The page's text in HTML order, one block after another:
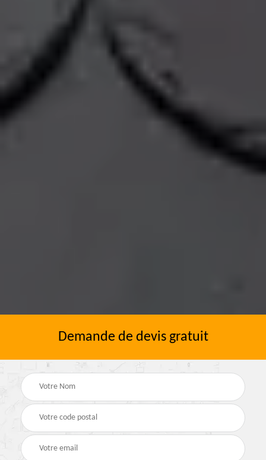
Demande de devis gratuit